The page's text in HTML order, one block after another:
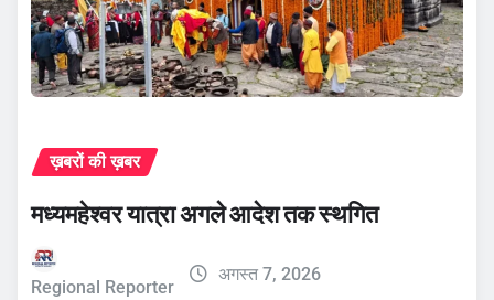
ख़बरों की ख़बर
मध्यमहेश्वर यात्रा अगले आदेश तक स्थगित
Regional Reporter
अगस्त 7, 2026